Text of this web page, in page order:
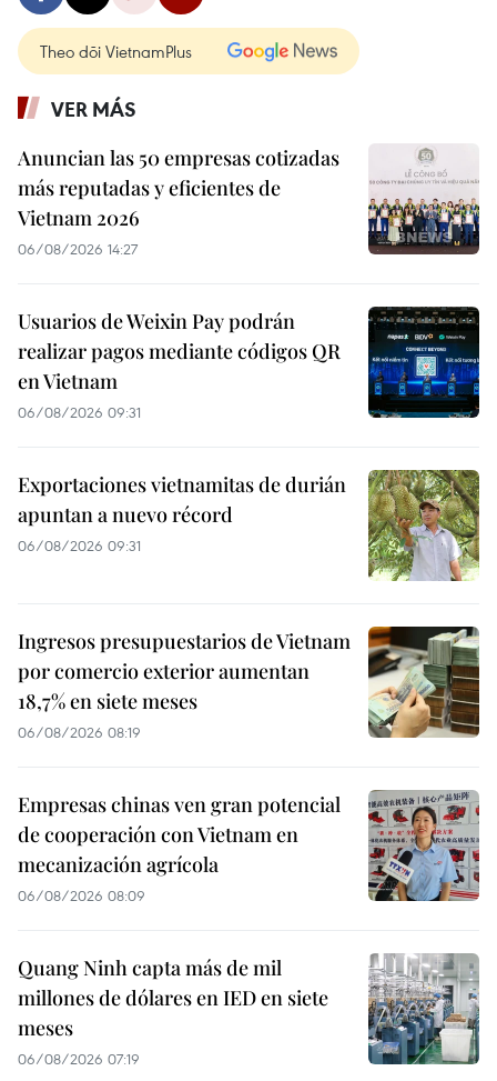
Theo dõi VietnamPlus
VER MÁS
Anuncian las 50 empresas cotizadas
más reputadas y eficientes de
Vietnam 2026
06/08/2026 14:27
Usuarios de Weixin Pay podrán
realizar pagos mediante códigos QR
en Vietnam
06/08/2026 09:31
Exportaciones vietnamitas de durián
apuntan a nuevo récord
06/08/2026 09:31
Ingresos presupuestarios de Vietnam
por comercio exterior aumentan
18,7% en siete meses
06/08/2026 08:19
Empresas chinas ven gran potencial
de cooperación con Vietnam en
mecanización agrícola
06/08/2026 08:09
Quang Ninh capta más de mil
millones de dólares en IED en siete
meses
06/08/2026 07:19